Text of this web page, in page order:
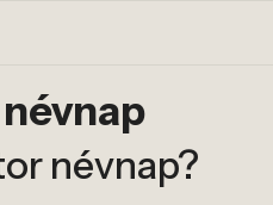
névnap?